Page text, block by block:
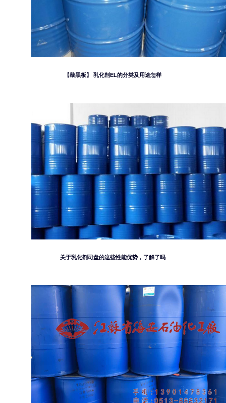
【敲黑板】 乳化剂EL的分类及用途怎样
关于乳化剂司盘的这些性能优势，了解了吗